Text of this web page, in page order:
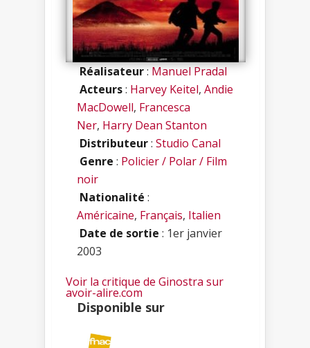
Réalisateur:Manuel Pradal
Acteurs: Harvey Keitel, Andie
MacDowell, Francesca
Ner, Harry Dean Stanton
Distributeur: Studio Canal
Genre : Policier / Polar / Film
noir
Nationalité :
Américaine, Français, Italien
Date de sortie : 1er janvier
2003
Voir la critique de Ginostra sur
avoir-alire.com
Disponible sur